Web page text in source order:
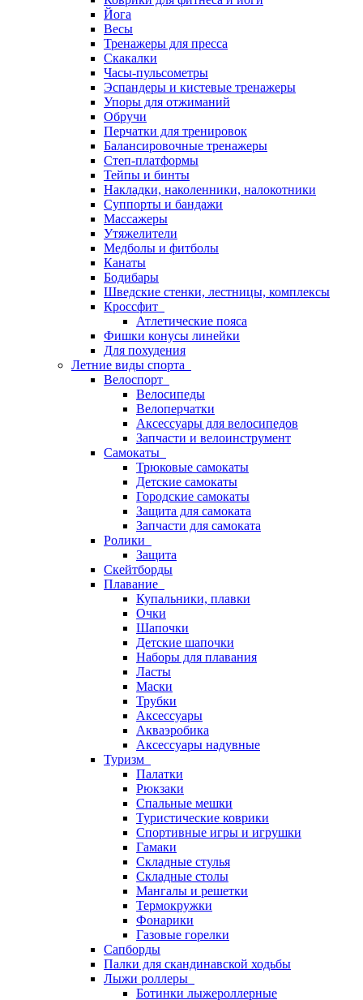
Йога
Весы
Тренажеры для пресса
Скакалки
Часы-пульсометры
Эспандеры и кистевые тренажеры
Упоры для отжиманий
Обручи
Перчатки для тренировок
Балансировочные тренажеры
Степ-платформы
Тейпы и бинты
Накладки, наколенники, налокотники
Суппорты и бандажи
Массажеры
Утяжелители
Медболы и фитболы
Канаты
Бодибары
Шведские стенки, лестницы, комплексы
Кроссфит
Атлетические пояса
Фишки конусы линейки
Для похудения
Летние виды спорта
Велоспорт
Велосипеды
Велоперчатки
Аксессуары для велосипедов
Запчасти и велоинструмент
Самокаты
Трюковые самокаты
Детские самокаты
Городские самокаты
Защита для самоката
Запчасти для самоката
Ролики
Защита
Скейтборды
Плавание
Купальники, плавки
Очки
Шапочки
Детские шапочки
Наборы для плавания
Ласты
Маски
Трубки
Аксессуары
Акваэробика
Аксессуары надувные
Туризм
Палатки
Рюкзаки
Спальные мешки
Туристические коврики
Спортивные игры и игрушки
Гамаки
Складные стулья
Складные столы
Мангалы и решетки
Термокружки
Фонарики
Газовые горелки
Сапборды
Палки для скандинавской ходьбы
Лыжи роллеры
Ботинки лыжероллерные